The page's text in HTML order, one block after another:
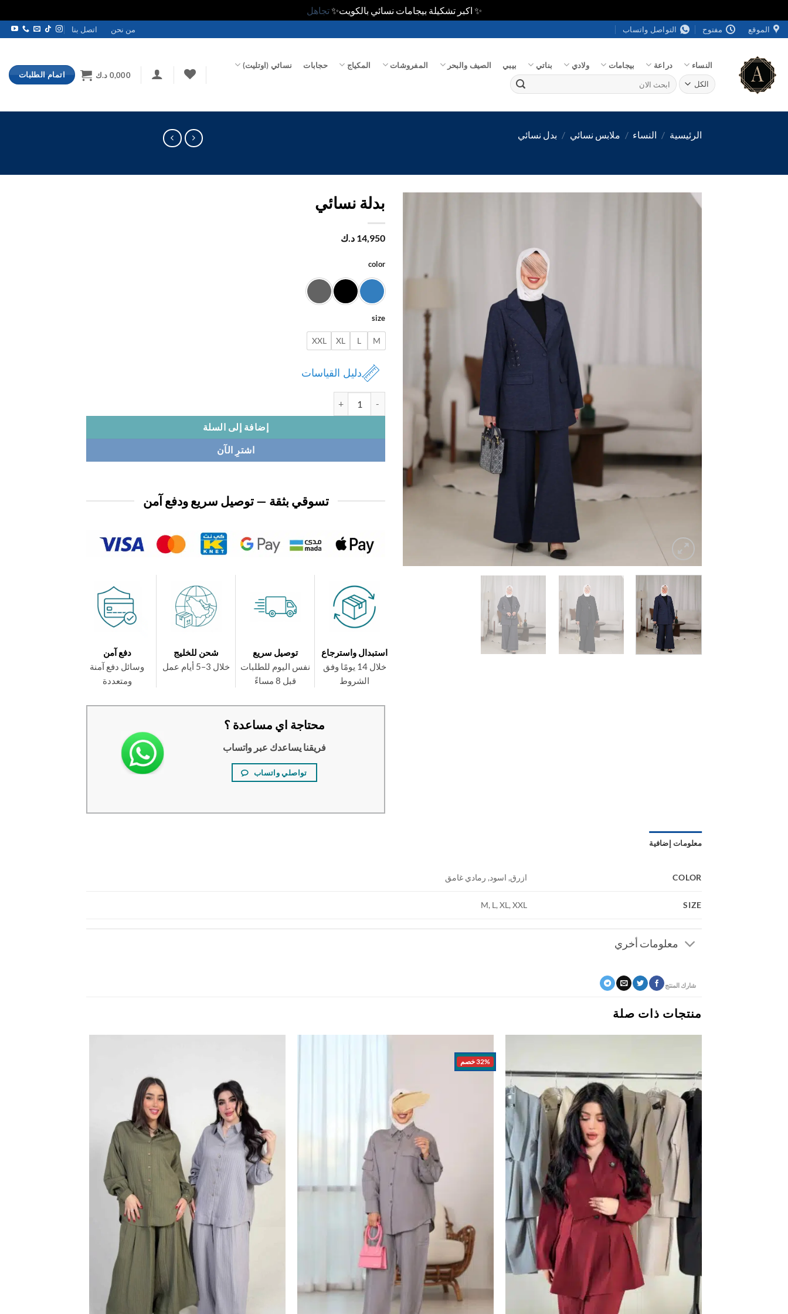
✨ اكبر تشكيلة بيجامات نسائي بالكويت✨تجاهل
تخطي
للمحتوى
الموقع مفتوح التواصل واتساب من نحن اتصل بنا
النساء دراعة بيجامات ولادي بناتي بيبي الصيف والبحر المفروشات المكياج حجابات نسائي (اوتليت)
البحث
عن:
0,000 د.ك اتمام الطلبات
الرئيسية / النساء / ملابس نسائي / بدل نسائي
بدلة نسائي
14,950 د.ك
color
size
M
L
XL
XXL
دليل القياسات
إضافة إلى السلة
اشترِ الآن
تسوقي بثقة — توصيل سريع ودفع آمن
استبدال واسترجاع
خلال 14 يومًا وفق
الشروط
توصيل سريع
نفس اليوم للطلبات
قبل 8 مساءً
شحن للخليج
خلال 3–5 أيام عمل
دفع آمن
وسائل دفع آمنة
ومتعددة
محتاجة اي مساعدة ؟
فريقنا يساعدك عبر واتساب
تواصلي واتساب
معلومات إضافية
COLOR ازرق, اسود, رمادي غامق
SIZE
M, L, XL, XXL
معلومات أخري
شارك المنتج
منتجات ذات صلة
اضف
الي
المفضلة
32% خصم